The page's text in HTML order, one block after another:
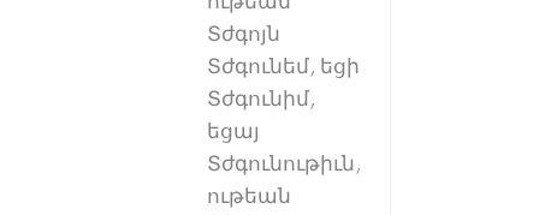
Տժգոյն
Տժգունեմ, եցի
Տժգունիմ,
եցայ
Տժգունութիւն,
ութեան